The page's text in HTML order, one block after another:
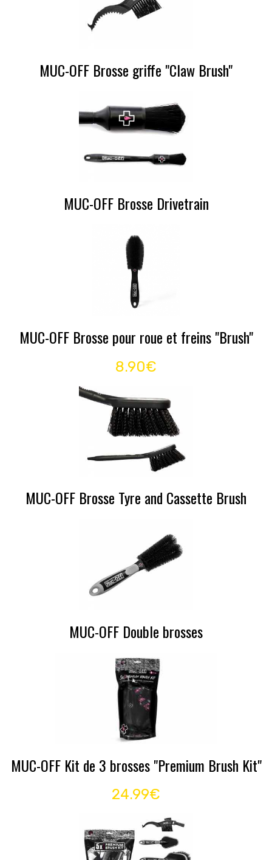
MUC-OFF Brosse griffe "Claw Brush"
MUC-OFF Brosse Drivetrain
MUC-OFF Brosse pour roue et freins "Brush"
8.90€
MUC-OFF Brosse Tyre and Cassette Brush
MUC-OFF Double brosses
MUC-OFF Kit de 3 brosses "Premium Brush Kit"
24.99€